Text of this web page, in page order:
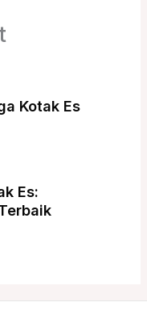
Kotak Es
Es: